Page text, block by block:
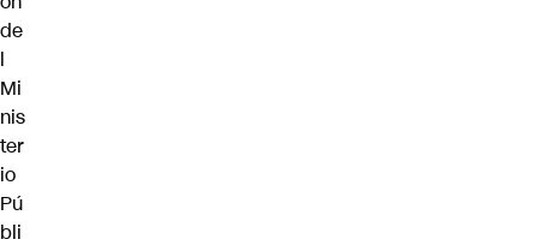
de
l
Mi
nis
ter
io
Pú
bli